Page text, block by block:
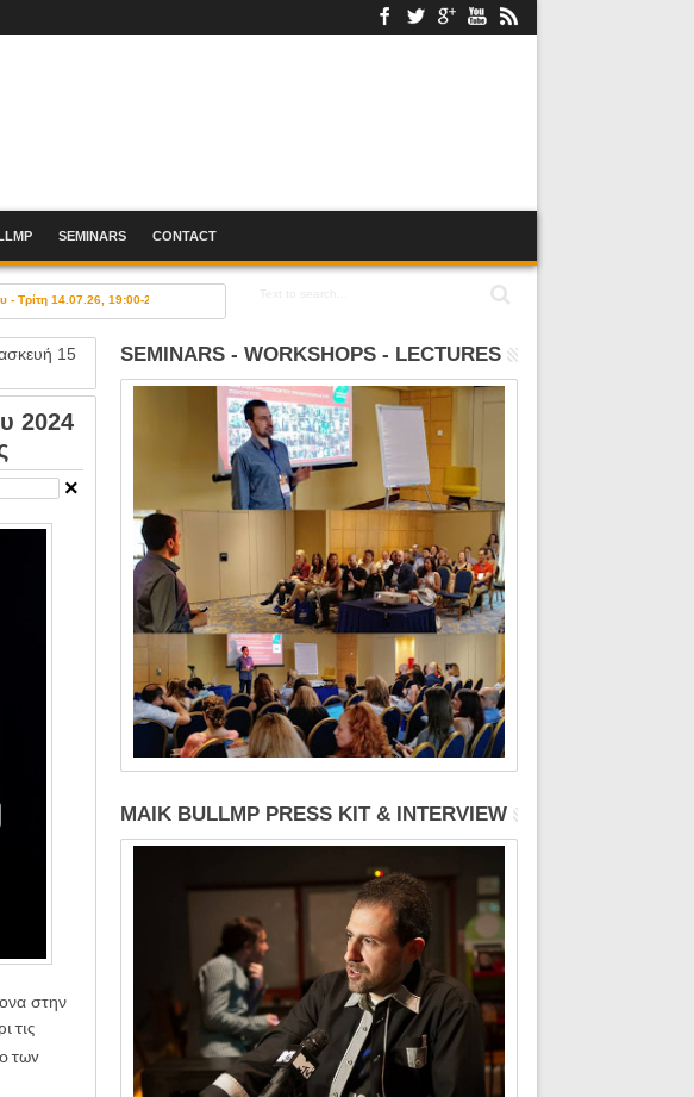
SEMINARS CONTACT
Τρίτη 14.07.26, 19:00-21:00
15
2024
στην
τις
των
SEMINARS - WORKSHOPS - LECTURES
MAIK BULLMP PRESS KIT & INTERVIEW